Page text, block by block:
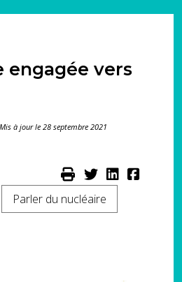
engagée vers
Mis à jour le 28 septembre 2021
Parler du nucléaire